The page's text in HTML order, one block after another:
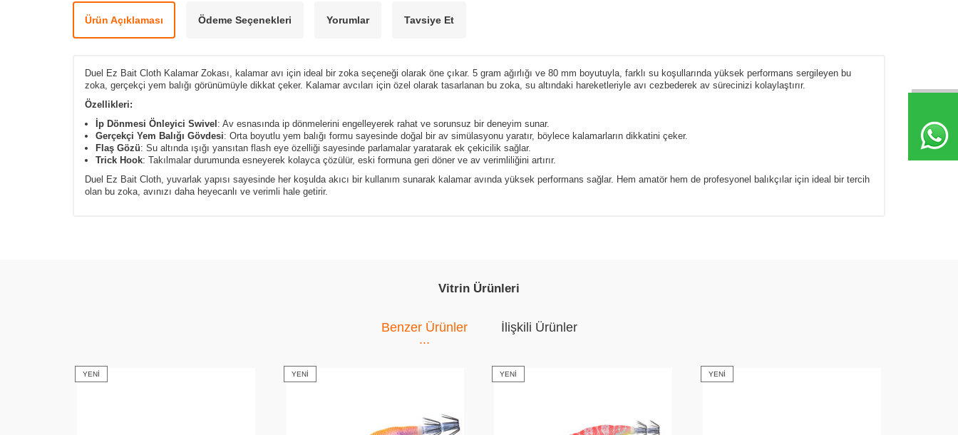
Ürün Açıklaması Ödeme Seçenekleri Yorumlar Tavsiye Et
Duel Ez Bait Cloth Kalamar Zokası, kalamar avı için ideal bir zoka seçeneği olarak öne çıkar. 5 gram ağırlığı ve 80 mm boyutuyla, farklı su koşullarında yüksek performans sergileyen bu
zoka, gerçekçi yem balığı görünümüyle dikkat çeker. Kalamar avcıları için özel olarak tasarlanan bu zoka, su altındaki hareketleriyle avı cezbederek av sürecinizi kolaylaştırır.
Özellikleri:
İp Dönmesi Önleyici Swivel : Av esnasında ip dönmelerini engelleyerek rahat ve sorunsuz bir deneyim sunar.
Gerçekçi Yem Balığı Gövdesi: Orta boyutlu yem balığı formu sayesinde doğal bir av simülasyonu yaratır, böylece kalamarların dikkatini çeker.
Flaş Gözü: Su altında ışığı yansıtan flash eye özelliği sayesinde parlamalar yaratarak ek çekicilik sağlar.
Trick Hook: Takılmalar durumunda esneyerek kolayca çözülür, eski formuna geri döner ve av verimliliğini artırır.
Duel Ez Bait Cloth, yuvarlak yapısı sayesinde her koşulda akıcı bir kullanım sunarak kalamar avında yüksek performans sağlar. Hem amatör hem de profesyonel balıkçılar için ideal bir tercih
olan bu zoka, avınızı daha heyecanlı ve verimli hale getirir.
Vitrin Ürünleri
Benzer Ürünler İlişkili Ürünler
YENI YENI YENI YENI